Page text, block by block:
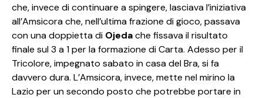
che, invece di continuare a spingere, lasciava l’iniziativa
all’Amsicora che, nell’ultima frazione di gioco, passava
con una doppietta di Ojedache fissava il risultato
finale sul 3 a 1 per la formazione di Carta. Adesso per il
Tricolore, impegnato sabato in casa del Bra, si fa
davvero dura. L’Amsicora, invece, mette nel mirino la
Lazio per un secondo posto che potrebbe portare in